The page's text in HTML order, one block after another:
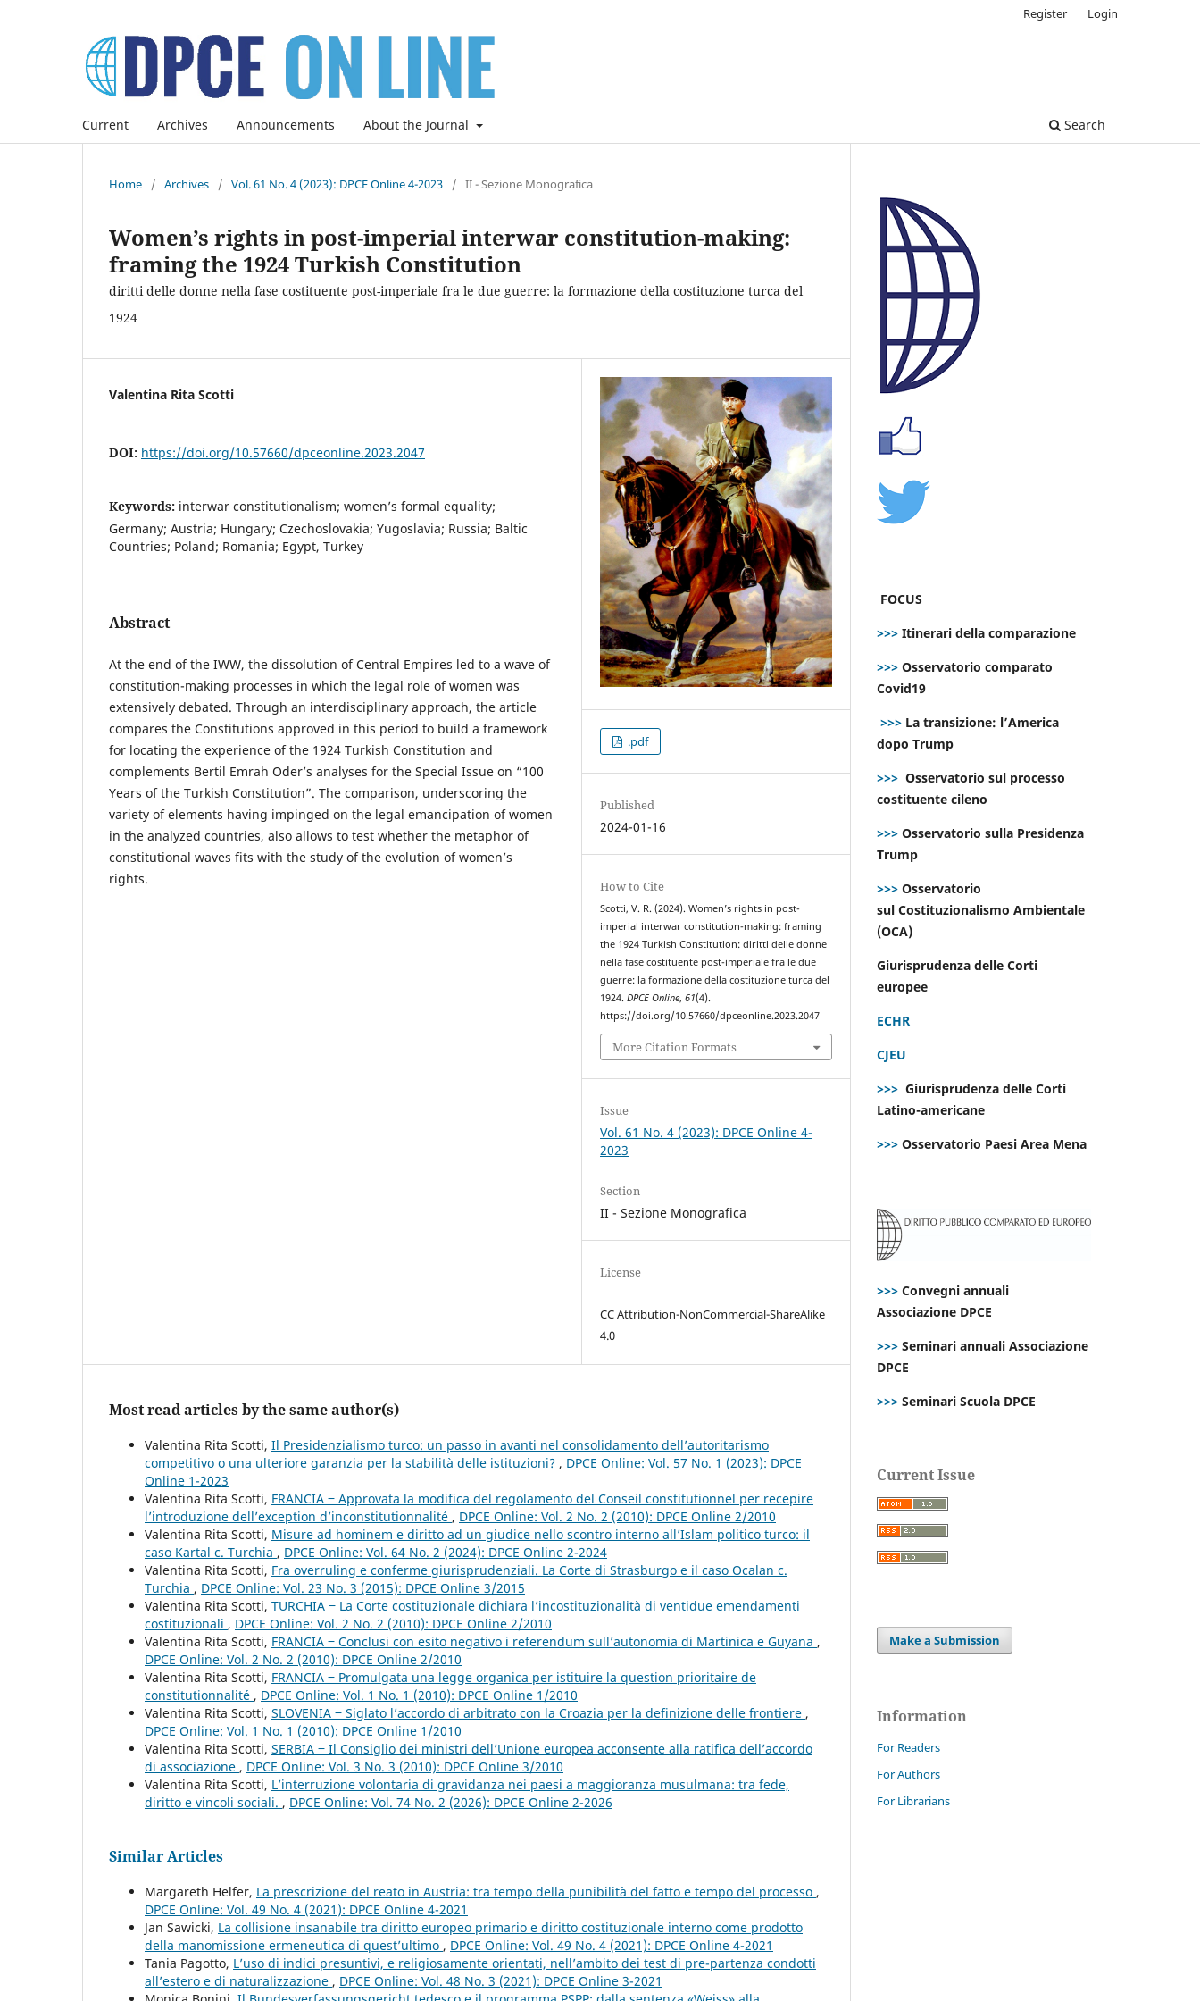
Current Archives Announcements About the Journal Search
Register Login
Home / Archives / Vol. 61 No. 4 (2023): DPCE Online 4-2023 / II - Sezione Monografica
Women’s rights in post-imperial interwar constitution-making:
framing the 1924 Turkish Constitution
diritti delle donne nella fase costituente post-imperiale fra le due guerre: la formazione della costituzione turca del
1924
Valentina Rita Scotti
DOI: https://doi.org/10.57660/dpceonline.2023.2047
Keywords: interwar constitutionalism; women’s formal equality;
Germany; Austria; Hungary; Czechoslovakia; Yugoslavia; Russia; Baltic
Countries; Poland; Romania; Egypt, Turkey
Abstract
At the end of the IWW, the dissolution of Central Empires led to a wave of
constitution-making processes in which the legal role of women was
extensively debated. Through an interdisciplinary approach, the article
compares the Constitutions approved in this period to build a framework
for locating the experience of the 1924 Turkish Constitution and
complements Bertil Emrah Oder’s analyses for the Special Issue on “100
Years of the Turkish Constitution”. The comparison, underscoring the
variety of elements having impinged on the legal emancipation of women
in the analyzed countries, also allows to test whether the metaphor of
constitutional waves fits with the study of the evolution of women’s
rights.
.pdf
Published
2024-01-16
How to Cite
Scotti, V. R. (2024). Women’s rights in post-
imperial interwar constitution-making: framing
the 1924 Turkish Constitution: diritti delle donne
nella fase costituente post-imperiale fra le due
guerre: la formazione della costituzione turca del
1924.DPCE Online,61(4).
https://doi.org/10.57660/dpceonline.2023.2047
More Citation Formats
Issue
Vol. 61 No. 4 (2023): DPCE Online 4-
2023
Section
II - Sezione Monografica
License
CC Attribution-NonCommercial-ShareAlike
4.0
Most read articles by the same author(s)
Valentina Rita Scotti, Il Presidenzialismo turco: un passo in avanti nel consolidamento dell’autoritarismo
competitivo o una ulteriore garanzia per la stabilità delle istituzioni? , DPCE Online: Vol. 57 No. 1 (2023): DPCE
Online 1-2023
Valentina Rita Scotti, FRANCIA ‒ Approvata la modifica del regolamento del Conseil constitutionnel per recepire
l’introduzione dell’exception d’inconstitutionnalité , DPCE Online: Vol. 2 No. 2 (2010): DPCE Online 2/2010
Valentina Rita Scotti, Misure ad hominem e diritto ad un giudice nello scontro interno all’Islam politico turco: il
caso Kartal c. Turchia , DPCE Online: Vol. 64 No. 2 (2024): DPCE Online 2-2024
Valentina Rita Scotti, Fra overruling e conferme giurisprudenziali. La Corte di Strasburgo e il caso Ocalan c.
Turchia , DPCE Online: Vol. 23 No. 3 (2015): DPCE Online 3/2015
Valentina Rita Scotti, TURCHIA ‒ La Corte costituzionale dichiara l’incostituzionalità di ventidue emendamenti
costituzionali , DPCE Online: Vol. 2 No. 2 (2010): DPCE Online 2/2010
Valentina Rita Scotti, FRANCIA ‒ Conclusi con esito negativo i referendum sull’autonomia di Martinica e Guyana ,
DPCE Online: Vol. 2 No. 2 (2010): DPCE Online 2/2010
Valentina Rita Scotti, FRANCIA ‒ Promulgata una legge organica per istituire la question prioritaire de
constitutionnalité , DPCE Online: Vol. 1 No. 1 (2010): DPCE Online 1/2010
Valentina Rita Scotti, SLOVENIA ‒ Siglato l’accordo di arbitrato con la Croazia per la definizione delle frontiere ,
DPCE Online: Vol. 1 No. 1 (2010): DPCE Online 1/2010
Valentina Rita Scotti, SERBIA ‒ Il Consiglio dei ministri dell’Unione europea acconsente alla ratifica dell’accordo
di associazione , DPCE Online: Vol. 3 No. 3 (2010): DPCE Online 3/2010
Valentina Rita Scotti, L’interruzione volontaria di gravidanza nei paesi a maggioranza musulmana: tra fede,
diritto e vincoli sociali. , DPCE Online: Vol. 74 No. 2 (2026): DPCE Online 2-2026
Similar Articles
Margareth Helfer, La prescrizione del reato in Austria: tra tempo della punibilità del fatto e tempo del processo ,
DPCE Online: Vol. 49 No. 4 (2021): DPCE Online 4-2021
Jan Sawicki, La collisione insanabile tra diritto europeo primario e diritto costituzionale interno come prodotto
della manomissione ermeneutica di quest’ultimo , DPCE Online: Vol. 49 No. 4 (2021): DPCE Online 4-2021
Tania Pagotto, L’uso di indici presuntivi, e religiosamente orientati, nell’ambito dei test di pre-partenza condotti
all’estero e di naturalizzazione , DPCE Online: Vol. 48 No. 3 (2021): DPCE Online 3-2021
FOCUS
>>> Itinerari della comparazione
>>> Osservatorio comparato
Covid19
>>> La transizione: l’America
dopo Trump
>>> Osservatorio sul processo
costituente cileno
>>> Osservatorio sulla Presidenza
Trump
>>> Osservatorio
sul Costituzionalismo Ambientale
(OCA)
Giurisprudenza delle Corti
europee
ECHR
CJEU
>>> Giurisprudenza delle Corti
Latino-americane
>>> Osservatorio Paesi Area Mena
>>> Convegni annuali
Associazione DPCE
>>> Seminari annuali Associazione
DPCE
>>> Seminari Scuola DPCE
Current Issue
Make a Submission
Information
For Readers
For Authors
For Librarians